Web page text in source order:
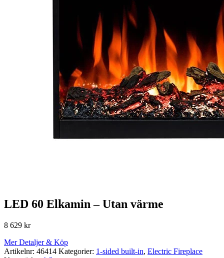
LED 60 Elkamin – Utan värme
8 629 kr
Mer Detaljer & Köp
Artikelnr: 46414 Kategorier: 1-sided built-in, Electric Fireplace